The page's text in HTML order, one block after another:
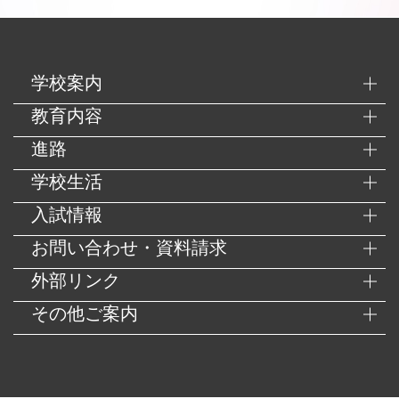
学校案内
教育内容
進路
学校生活
入試情報
お問い合わせ・資料請求
外部リンク
その他ご案内